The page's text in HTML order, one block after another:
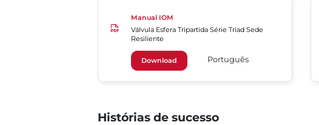
Manual IOM
Válvula Esfera Tripartida Série Triad Sede
Resiliente
Download Português
Histórias de sucesso